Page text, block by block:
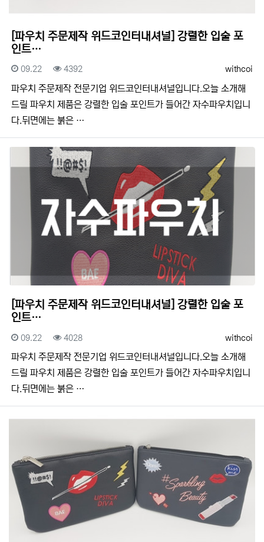
[파우치 주문제작 위드코인터내셔널] 강렬한 입술 포
인트…
등록자
withcoi
등록일
09.22 조회
4392
​​파우치 주문제작 전문기업 위드코인터내셔널입니다.​​오늘 소개해
드릴 파우치 제품은 강렬한 입술 포인트가 들어간 자수파우치입니
다.뒤면에는 붉은 …
[파우치 주문제작 위드코인터내셔널] 강렬한 입술 포
인트…
등록자
withcoi
등록일
09.22 조회
4028
​​파우치 주문제작 전문기업 위드코인터내셔널입니다.​​오늘 소개해
드릴 파우치 제품은 강렬한 입술 포인트가 들어간 자수파우치입니
다.뒤면에는 붉은 …